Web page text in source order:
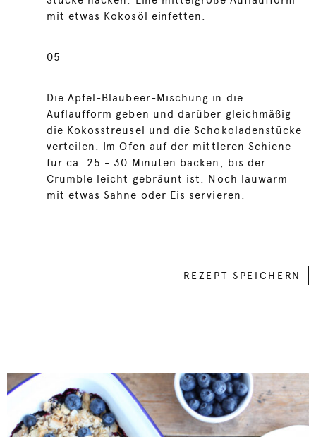
mit etwas Kokosöl einfetten.
05
Die Apfel-Blaubeer-Mischung in die
Auflaufform geben und darüber gleichmäßig
die Kokosstreusel und die Schokoladenstücke
verteilen. Im Ofen auf der mittleren Schiene
für ca. 25 - 30 Minuten backen, bis der
Crumble leicht gebräunt ist. Noch lauwarm
mit etwas Sahne oder Eis servieren.
REZEPT SPEICHERN